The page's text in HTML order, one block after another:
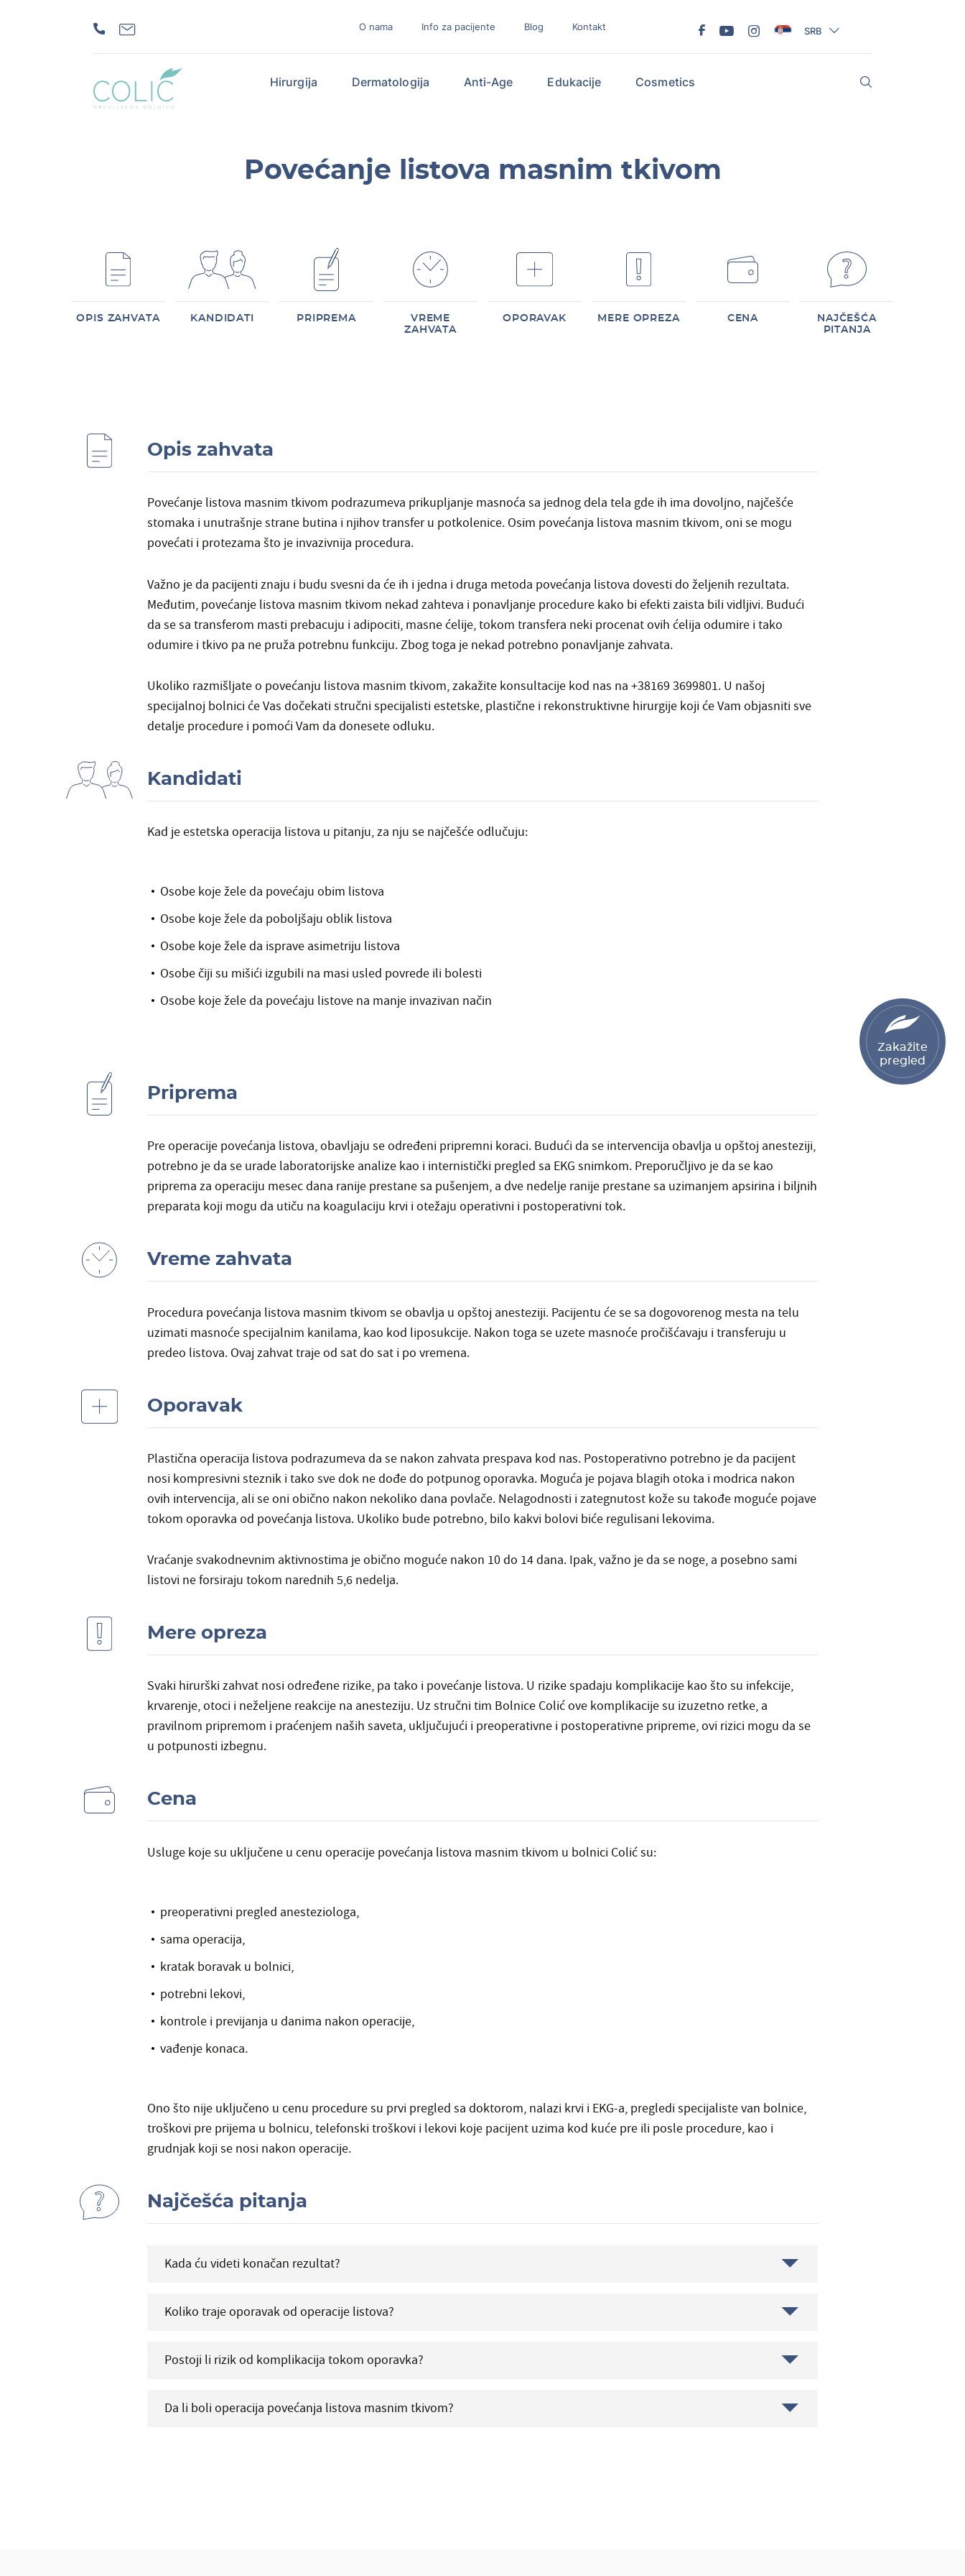
O nama Info za pacijente Blog Kontakt SRB
Hirurgija Dermatologija Anti-Age Edukacije Cosmetics
Zakažite
pregled
Povećanje listova masnim tkivom
OPIS ZAHVATA KANDIDATI PRIPREMA
VREME
ZAHVATA
OPORAVAK MERE OPREZA CENA
NAJČEŠĆA
PITANJA
Opis zahvata
Povećanje listova masnim tkivom podrazumeva prikupljanje masnoća sa jednog dela tela gde ih ima dovoljno, najčešće
stomaka i unutrašnje strane butina i njihov transfer u potkolenice. Osim povećanja listova masnim tkivom, oni se mogu
povećati i protezama što je invazivnija procedura.
Važno je da pacijenti znaju i budu svesni da će ih i jedna i druga metoda povećanja listova dovesti do željenih rezultata.
Međutim, povećanje listova masnim tkivom nekad zahteva i ponavljanje procedure kako bi efekti zaista bili vidljivi. Budući
da se sa transferom masti prebacuju i adipociti, masne ćelije, tokom transfera neki procenat ovih ćelija odumire i tako
odumire i tkivo pa ne pruža potrebnu funkciju. Zbog toga je nekad potrebno ponavljanje zahvata.
Ukoliko razmišljate o povećanju listova masnim tkivom, zakažite konsultacije kod nas na +38169 3699801. U našoj
specijalnoj bolnici će Vas dočekati stručni specijalisti estetske, plastične i rekonstruktivne hirurgije koji će Vam objasniti sve
detalje procedure i pomoći Vam da donesete odluku.
Kandidati
Kad jeestetska operacija listova u pitanju, za nju se najčešće odlučuju:
Osobe koje žele da povećaju obim listova
Osobe koje žele da poboljšaju oblik listova
Osobe koje žele da isprave asimetriju listova
Osobe čiji su mišići izgubili na masi usled povrede ili bolesti
Osobe koje žele da povećaju listove na manje invazivan način
Priprema
Pre operacije povećanja listova, obavljaju se određeni pripremni koraci. Budući da se intervencija obavlja u opštoj anesteziji,
potrebno je da se urade laboratorijske analize kao i internistički pregled sa EKG snimkom. Preporučljivo je da se kao
priprema za operaciju mesec dana ranije prestane sa pušenjem, a dve nedelje ranije prestane sa uzimanjem apsirina i biljnih
preparata koji mogu da utiču na koagulaciju krvi i otežaju operativni i postoperativni tok.
Vreme zahvata
Procedura povećanja listova masnim tkivom se obavlja u opštoj anesteziji. Pacijentu će se sa dogovorenog mesta na telu
uzimati masnoće specijalnim kanilama, kao kod liposukcije. Nakon toga se uzete masnoće pročišćavaju i transferuju u
predeo listova. Ovaj zahvat traje od sat do sat i po vremena.
Oporavak
Plastična operacija listova podrazumeva da se nakon zahvata prespava kod nas. Postoperativno potrebno je da pacijent
nosi kompresivni steznik i tako sve dok ne dođe do potpunog oporavka. Moguća je pojava blagih otoka i modrica nakon
ovih intervencija, ali se oni obično nakon nekoliko dana povlače. Nelagodnosti i zategnutost kože su takođe moguće pojave
tokom oporavka od povećanja listova. Ukoliko bude potrebno, bilo kakvi bolovi biće regulisani lekovima.
Vraćanje svakodnevnim aktivnostima je obično moguće nakon 10 do 14 dana. Ipak, važno je da se noge, a posebno sami
listovi ne forsiraju tokom narednih 5,6 nedelja.
Mere opreza
Svaki hirurški zahvat nosi određene rizike, pa tako i povećanje listova. U rizike spadaju komplikacije kao što su infekcije,
krvarenje, otoci i neželjene reakcije na anesteziju. Uz stručni tim Bolnice Colić ove komplikacije su izuzetno retke, a
pravilnom pripremom i praćenjem naših saveta, uključujući i preoperativne i postoperativne pripreme, ovi rizici mogu da se
u potpunosti izbegnu.
Cena
Usluge koje su uključene u cenu operacije povećanja listova masnim tkivom u bolnici Colić su:
preoperativni pregled anesteziologa,
sama operacija,
kratak boravak u bolnici,
potrebni lekovi,
kontrole i previjanja u danima nakon operacije,
vađenje konaca.
Ono što nije uključeno u cenu procedure su prvi pregled sa doktorom, nalazi krvi i EKG-a, pregledi specijaliste van bolnice,
troškovi pre prijema u bolnicu, telefonski troškovi i lekovi koje pacijent uzima kod kuće pre ili posle procedure, kao i
grudnjak koji se nosi nakon operacije.
Najčešća pitanja
Kada ću videti konačan rezultat?
Koliko traje oporavak od operacije listova?
Postoji li rizik od komplikacija tokom oporavka?
Da li boli operacija povećanja listova masnim tkivom?